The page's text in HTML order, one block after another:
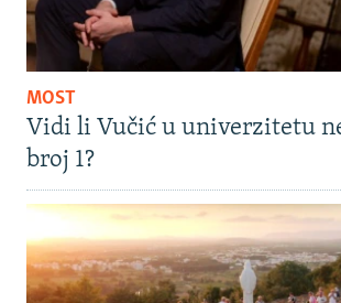
MOST
Vidi li Vučić u univerzitetu
broj 1?